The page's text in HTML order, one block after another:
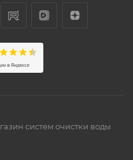
систем очистки воды